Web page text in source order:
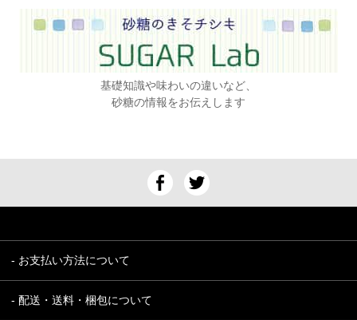
基礎知識や味わいの違いなど、
砂糖の情報をお伝えします
- お支払い方法について
- 配送・送料・梱包について